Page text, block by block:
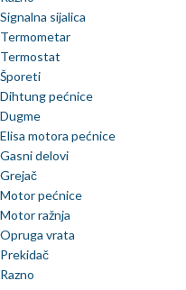
Signalna sijalica
Termometar
Termostat
Šporeti
Dihtung pećnice
Dugme
Elisa motora pećnice
Gasni delovi
Grejač
Motor pećnice
Motor ražnja
Opruga vrata
Prekidač
Razno